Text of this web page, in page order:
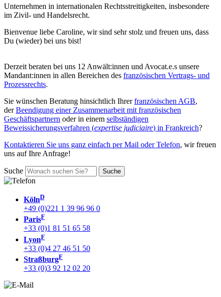
Unternehmen in internationalen Rechtsstreitigkeiten, insbesondere
im Zivil- und Handelsrecht.
Bienvenue liebe Caroline, wir sind sehr stolz und freuen uns, dass
Du (wieder) bei uns bist!
Derzeit beraten bei uns 12 Anwält:innen und Avocat.e.s unsere
Mandant:innen in allen Bereichen des französischen Vertrags- und
Prozessrechts.
Sie wünschen Beratung hinsichtlich Ihrerfranzösischen AGB,
derBeendigung einer Zusammenarbeit mit französischen
Geschäftspartnern oder in einem selbständigen
Beweissicherungsverfahren (expertise judiciaire) in Frankreich?
Kontaktieren Sie uns ganz einfach per Mail oder Telefon, wir freuen
uns auf Ihre Anfrage!
Suche
KölnD
+49 (0)221 1 39 96 96 0
ParisF
+33 (0)1 81 51 65 58
LyonF
+33 (0)4 27 46 51 50
StraßburgF
+33 (0)3 92 12 02 20